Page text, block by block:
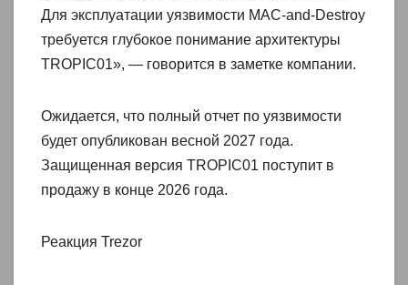
Для эксплуатации уязвимости MAC-and-Destroy
требуется глубокое понимание архитектуры
TROPIC01», — говорится в заметке компании.
Ожидается, что полный отчет по уязвимости
будет опубликован весной 2027 года.
Защищенная версия TROPIC01 поступит в
продажу в конце 2026 года.
Реакция Trezor